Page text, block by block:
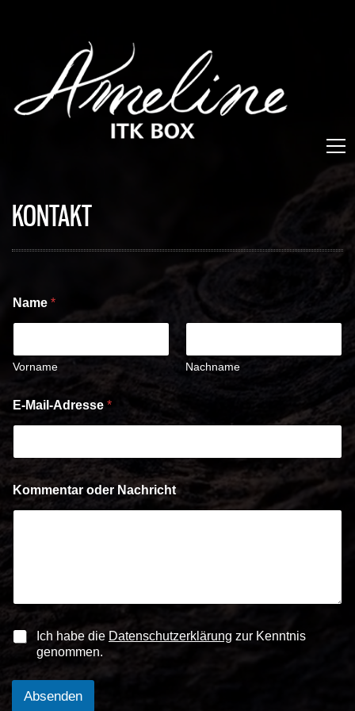
KONTAKT
Name *
Vorname Nachname
E-Mail-Adresse *
Kommentar oder Nachricht
C
c
Ich habe die Datenschutzerklärung zur Kenntnis
genommen.
Absenden